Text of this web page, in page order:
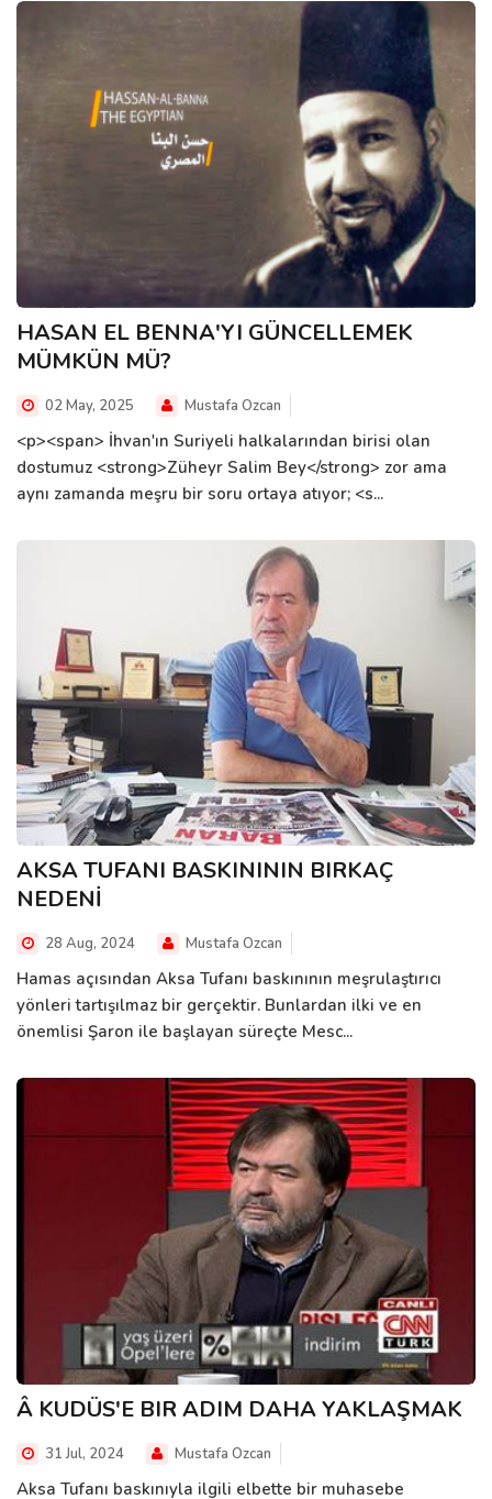
HASAN EL BENNA'YI GÜNCELLEMEK
MÜMKÜN MÜ?
02 May, 2025 Mustafa Ozcan
<p><span> İhvan'ın Suriyeli halkalarından birisi olan
dostumuz <strong>Züheyr Salim Bey</strong> zor ama
aynı zamanda meşru bir soru ortaya atıyor; <s...
AKSA TUFANI BASKINININ BIRKAÇ
NEDENİ
28 Aug, 2024 Mustafa Ozcan
Hamas açısından Aksa Tufanı baskınının meşrulaştırıcı
yönleri tartışılmaz bir gerçektir. Bunlardan ilki ve en
önemlisi Şaron ile başlayan süreçte Mesc...
Â KUDÜS'E BIR ADIM DAHA YAKLAŞMAK
31 Jul, 2024 Mustafa Ozcan
Aksa Tufanı baskınıyla ilgili elbette bir muhasebe